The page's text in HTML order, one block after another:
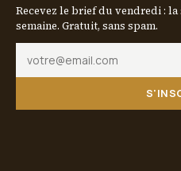
Recevez le brief du vendredi :
semaine. Gratuit, sans spam.